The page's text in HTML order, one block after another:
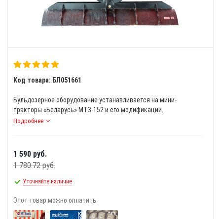
Код товара: БЛ051661
Бульдозерное оборудование устанавливается на мини-
тракторы «Беларусь» МТЗ-152 и его модификации.
Подробнее
1 590 руб.
1 780.72руб.
Уточняйте наличие
Этот товар можно оплатить